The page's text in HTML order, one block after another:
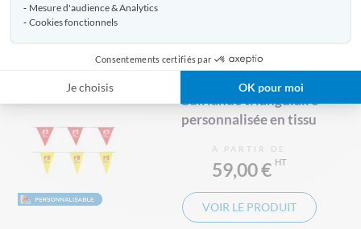
Mesure d'audience & Analytics
Cookies fonctionnels
Consentements certifiés par
Je choisis OK pour moi
Guirlande triangulaire
personnalisée en tissu
À PARTIR DE
59,00 €
VOIR LE PRODUIT